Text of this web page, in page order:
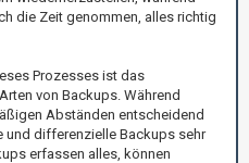
die Zeit genommen, alles richtig
Prozesses ist das
von Backups. Während
Abständen entscheidend
und differenzielle Backups sehr
erfassen alles, können